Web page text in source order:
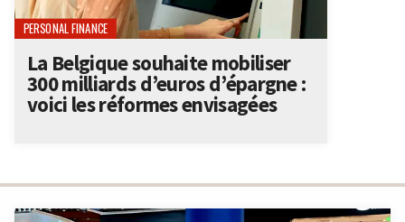
PERSONAL FINANCE
La Belgique souhaite mobiliser
300 milliards d’euros d’épargne :
voici les réformes envisagées